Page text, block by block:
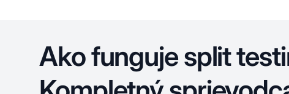
Ako funguje split